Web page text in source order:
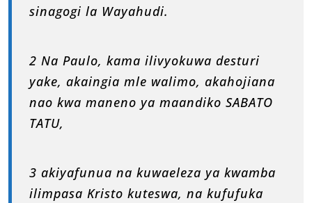
sinagogi la Wayahudi.
2 Na Paulo, kama ilivyokuwa desturi
yake, akaingia mle walimo, akahojiana
nao kwa maneno ya maandiko SABATO
TATU,
3 akiyafunua na kuwaeleza ya kwamba
ilimpasa Kristo kuteswa, na kufufuka